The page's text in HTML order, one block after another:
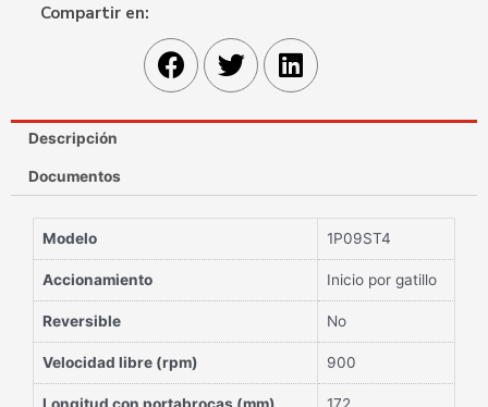
Compartir en:
Descripción
Documentos
Modelo 1P09ST4
Accionamiento Inicio por gatillo
Reversible No
Velocidad libre (rpm) 900